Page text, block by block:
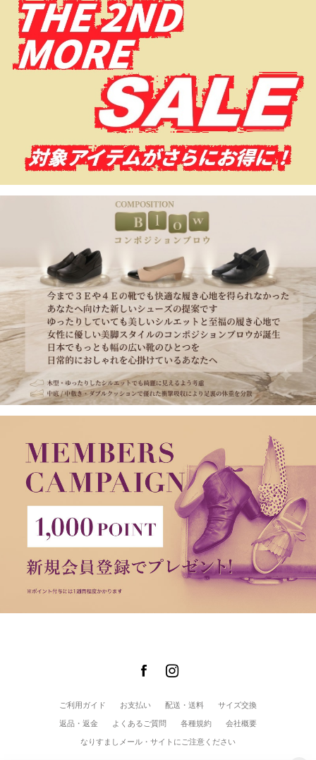
ご利用ガイド お支払い 配送・送料
サイズ交換
返品・返金
よくあるご質問 各種規約
会社概要
なりすましメール・サイトにご注意ください